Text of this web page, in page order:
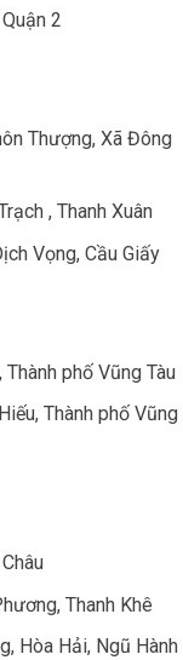
2
Thượng, Xã Đông
, Thanh Xuân
Vọng, Cầu Giấy
phố Vũng Tàu
Thành phố Vũng
Thanh Khê
Hòa Hải, Ngũ Hành